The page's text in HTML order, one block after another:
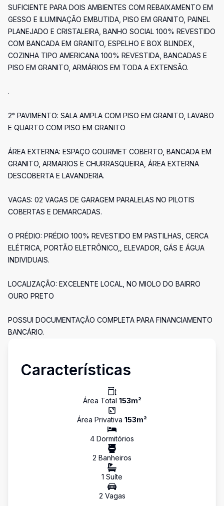
SUFICIENTE PARA DOIS AMBIENTES COM REBAIXAMENTO EM
GESSO E ILUMINAÇÃO EMBUTIDA, PISO EM GRANITO, PAINEL
PLANEJADO E CRISTALEIRA, BANHO SOCIAL 100% REVESTIDO
COM BANCADA EM GRANITO, ESPELHO E BOX BLINDEX,
COZINHA TIPO AMERICANA 100% REVESTIDA, BANCADAS E
PISO EM GRANITO, ARMÁRIOS EM TODA A EXTENSÃO.
.
2° PAVIMENTO: SALA AMPLA COM PISO EM GRANITO, LAVABO
E QUARTO COM PISO EM GRANITO
ÁREA EXTERNA: ESPAÇO GOURMET COBERTO, BANCADA EM
GRANITO, ARMARIOS E CHURRASQUEIRA, ÁREA EXTERNA
DESCOBERTA E LAVANDERIA.
VAGAS: 02 VAGAS DE GARAGEM PARALELAS NO PILOTIS
COBERTAS E DEMARCADAS.
O PRÉDIO: PRÉDIO 100% REVESTIDO EM PASTILHAS, CERCA
ELÉTRICA, PORTÃO ELETRÔNICO,, ELEVADOR, GÁS E ÁGUA
INDIVIDUAIS.
LOCALIZAÇÃO: EXCELENTE LOCAL, NO MIOLO DO BAIRRO
OURO PRETO
POSSUI DOCUMENTAÇÃO COMPLETA PARA FINANCIAMENTO
BANCÁRIO.
Características
Área Total 153m²
Área Privativa 153m²
4 Dormitórios
2 Banheiros
1 Suíte
2 Vagas